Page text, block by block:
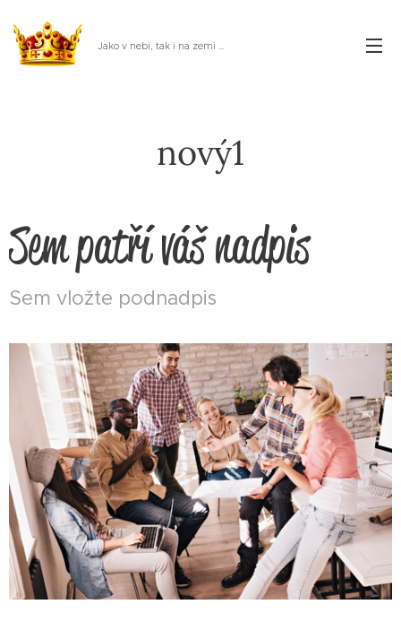
Jako v nebi, tak i na zemi ...
nový1
Sem patří váš nadpis
Sem vložte podnadpis